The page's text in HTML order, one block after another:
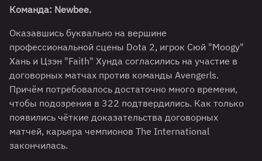
Команда: Newbee.
Оказавшись буквально на вершине
профессиональной сцены Dota 2, игрок Сюй "Moogy"
Хань и Цзэн "Faith" Хунда согласились на участие в
договорных матчах против команды Avengerls.
Причём потребовалось достаточно много времени,
чтобы подозрения в 322 подтвердились. Как только
появились чёткие доказательства договорных
матчей, карьера чемпионов The International
закончилась.